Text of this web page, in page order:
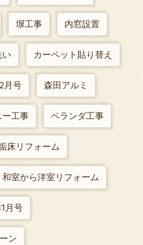
塀工事 内窓設置
い カーペット貼り替え
月号 森田アルミ
ー工事 ベランダ工事
床リフォーム
和室から洋室リフォーム
月号
ン